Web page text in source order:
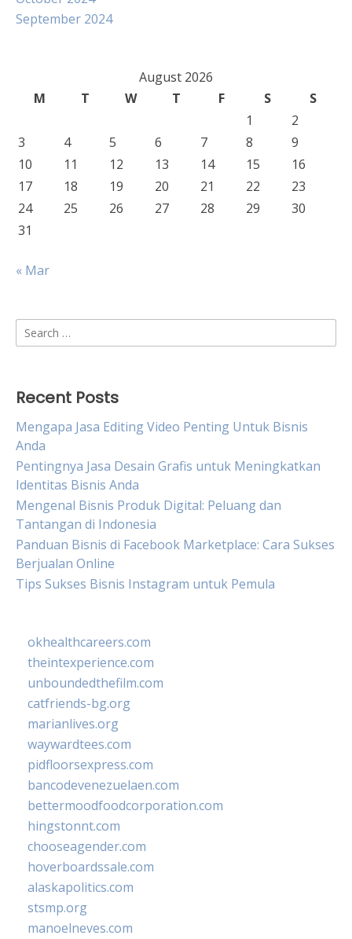
September 2024
August 2026
M
T W T F S
S
1
2
3
4 5 6 7 8
9
10
11 12 13 14 15
16
17
18 19 20 21 22
23
24
25 26 27 28 29
30
31
« Mar
Search
for:
Recent Posts
Mengapa Jasa Editing Video Penting Untuk Bisnis
Anda
Pentingnya Jasa Desain Grafis untuk Meningkatkan
Identitas Bisnis Anda
Mengenal Bisnis Produk Digital: Peluang dan
Tantangan di Indonesia
Panduan Bisnis di Facebook Marketplace: Cara Sukses
Berjualan Online
Tips Sukses Bisnis Instagram untuk Pemula
okhealthcareers.com
theintexperience.com
unboundedthefilm.com
catfriends-bg.org
marianlives.org
waywardtees.com
pidfloorsexpress.com
bancodevenezuelaen.com
bettermoodfoodcorporation.com
hingstonnt.com
chooseagender.com
hoverboardssale.com
alaskapolitics.com
stsmp.org
manoelneves.com